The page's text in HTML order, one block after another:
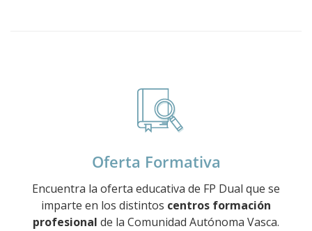
Oferta Formativa
Encuentra la oferta educativa de FP Dual que se
imparte en los distintos centros formación
profesional de la Comunidad Autónoma Vasca.